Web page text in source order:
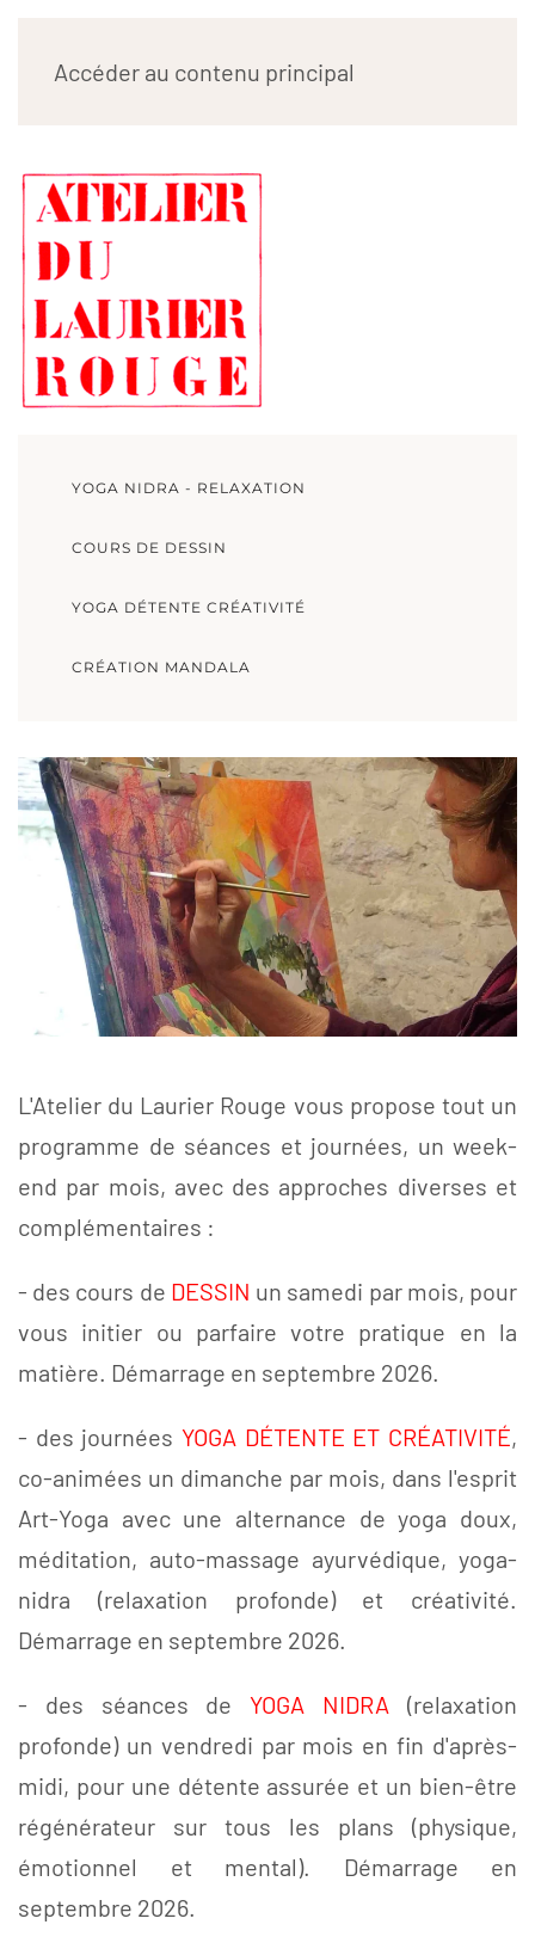
Accéder au contenu principal
ROUGE
YOGA NIDRA - RELAXATION
COURS DE DESSIN
YOGA DÉTENTE CRÉATIVITÉ
CRÉATION MANDALA
L'Atelier du Laurier Rouge vous propose tout un
programme de séances et journées, un week-
end par mois, avec des approches diverses et
complémentaires :
- des cours de DESSIN un samedi par mois, pour
vous initier ou parfaire votre pratique en la
matière. Démarrage en septembre 2026.
- des journées YOGA DÉTENTE ET CRÉATIVITÉ,
co-animées un dimanche par mois, dans l'esprit
Art-Yoga avec une alternance de yoga doux,
méditation, auto-massage ayurvédique, yoga-
nidra (relaxation profonde) et créativité.
Démarrage en septembre 2026.
- des séances de YOGA NIDRA (relaxation
profonde) un vendredi par mois en fin d'après-
midi, pour une détente assurée et un bien-être
régénérateur sur tous les plans (physique,
émotionnel et mental). Démarrage en
septembre 2026.